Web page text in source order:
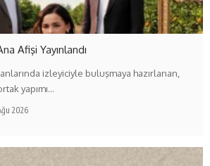
Afişi Yayınlandı
izleyiciyle buluşmaya hazırlanan,
yapımı…
2026